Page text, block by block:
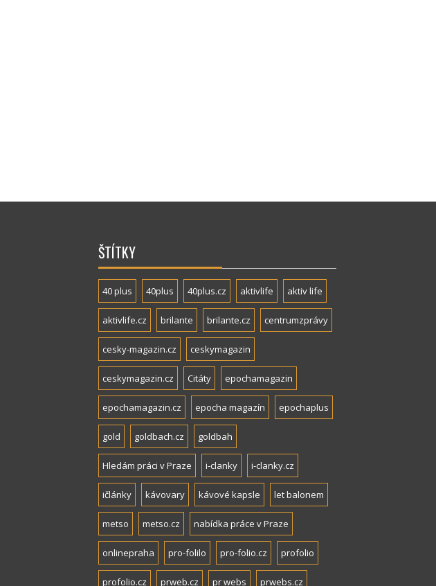
ŠTÍTKY
40 plus 40plus 40plus.cz aktivlife aktiv life
aktivlife.cz brilante brilante.cz centrumzprávy
cesky-magazin.cz ceskymagazin
ceskymagazin.cz Citáty epochamagazin
epochamagazin.cz epocha magazín epochaplus
gold goldbach.cz goldbah
Hledám práci v Praze i-clanky i-clanky.cz
ičlánky kávovary kávové kapsle let balonem
metso metso.cz nabídka práce v Praze
onlinepraha pro-folilo pro-folio.cz profolio
profolio.cz prweb.cz pr webs prwebs.cz